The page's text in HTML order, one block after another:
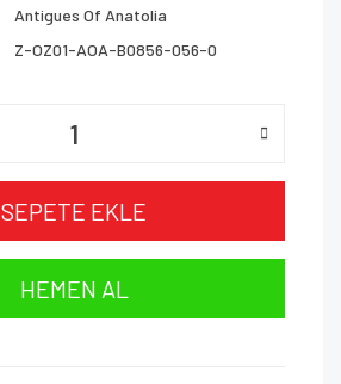
Antigues Of Anatolia
Z-OZ01-AOA-B0856-056-0
SEPETE EKLE
HEMEN AL